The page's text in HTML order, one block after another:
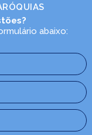
abaixo: